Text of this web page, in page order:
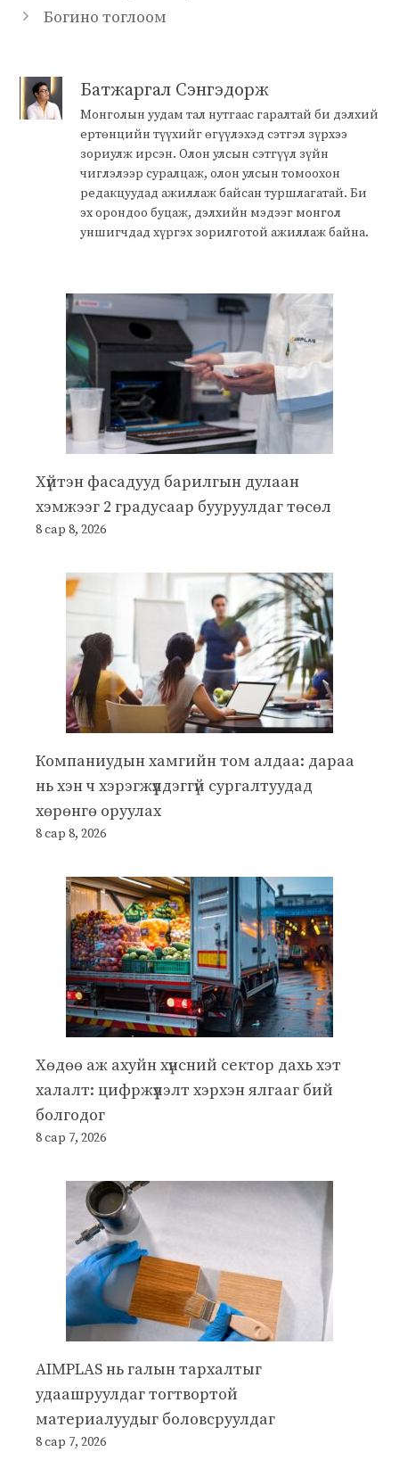
Богино тоглоом
Батжаргал Сэнгэдорж
Монголын уудам тал нутгаас гаралтай би дэлхий
ертөнцийн түүхийг өгүүлэхэд сэтгэл зүрхээ
зориулж ирсэн. Олон улсын сэтгүүл зүйн
чиглэлээр суралцаж, олон улсын томоохон
редакцуудад ажиллаж байсан туршлагатай. Би
эх орондоо буцаж, дэлхийн мэдээг монгол
уншигчдад хүргэх зорилготой ажиллаж байна.
Хүйтэн фасадууд барилгын дулаан
хэмжээг 2 градусаар бууруулдаг төсөл
8 сар 8, 2026
Компаниудын хамгийн том алдаа: дараа
нь хэн ч хэрэгжүүлдэггүй сургалтуудад
хөрөнгө оруулах
8 сар 8, 2026
Хөдөө аж ахуйн хүнсний сектор дахь хэт
халалт: цифржүүлэлт хэрхэн ялгааг бий
болгодог
8 сар 7, 2026
AIMPLAS нь галын тархалтыг
удаашруулдаг тогтвортой
материалуудыг боловсруулдаг
8 сар 7, 2026